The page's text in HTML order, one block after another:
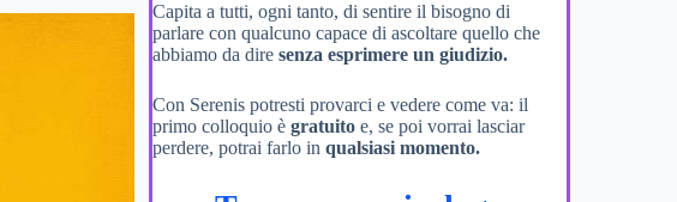
Capita a tutti, ogni tanto, di sentire il bisogno di
parlare con qualcuno capace di ascoltare quello che
abbiamo da diresenza esprimere un giudizio.
Con Serenis potresti provarci e vedere come va: il
primo colloquio ègratuito e, se poi vorrai lasciar
perdere, potrai farlo inqualsiasi momento.